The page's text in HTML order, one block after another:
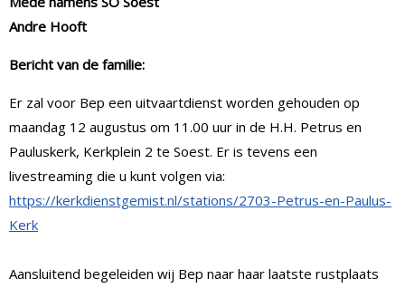
Andre Hooft
Bericht van de familie:
Er zal voor Bep een uitvaartdienst worden gehouden op
maandag 12 augustus om 11.00 uur in de H.H. Petrus en
Pauluskerk, Kerkplein 2 te Soest. Er is tevens een
livestreaming die u kunt volgen via:
https://kerkdienstgemist.nl/stations/2703-Petrus-en-Paulus-
Kerk
Aansluitend begeleiden wij Bep naar haar laatste rustplaats